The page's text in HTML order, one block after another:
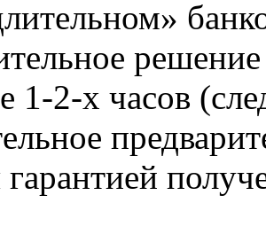
1-2-х часов
гарантией